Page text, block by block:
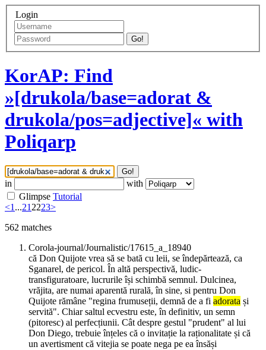
Login
Go!
KorAP: Find
»[drukola/base=adorat &
drukola/pos=adjective]« with
Poliqarp
Go!
in
with
Glimpse Tutorial
<1...212223>
562 matches
Corola-journal/Journalistic/17615_a_18940
că Don Quijote vrea să se bată cu leii, se îndepărtează, ca
Sganarel, de pericol. În altă perspectivă, ludic-
transfiguratoare, lucrurile își schimbă semnul. Dulcinea,
vrăjita, are numai aparentă rurală, în sine, si pentru Don
Quijote rămâne "regina frumuseții, demnă de a fi adorata și
servită". Chiar saltul ecvestru este, în definitiv, un semn
(pitoresc) al perfecțiunii. Cât despre gestul "prudent" al lui
Don Diego, trebuie înțeles că o invitație la raționalitate și că
un avertisment că vitejia se poate nega pe ea însăși